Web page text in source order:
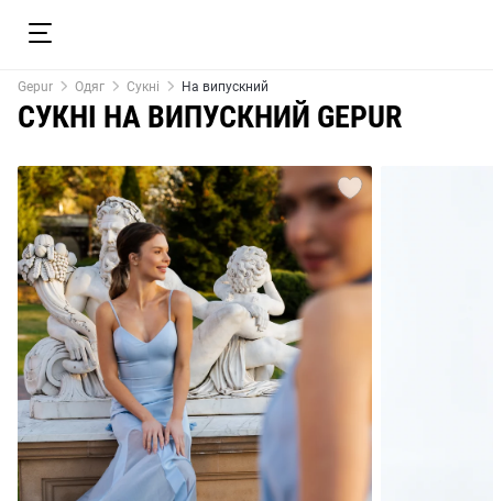
Gepur Одяг Сукні На випускний
СУКНІ НА ВИПУСКНИЙ GEPUR